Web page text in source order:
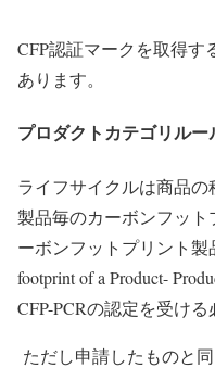
CFP認証マークを取得
あります。
プロダクトカテゴリル
ライフサイクルは商品
製品毎のカーボンフッ
ーボンフットプリント製
footprint of a Product-
CFP-PCRの認定を受ける
ただし申請したものと